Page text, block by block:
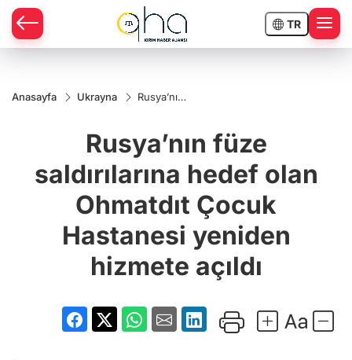
TR
Anasayfa Ukrayna
Rusya’nın
hedef olan
Ohmatdıt
Çocuk
Hastanesi
yeniden
hizmete
açıldı
Rusya’nın füze
saldırılarına hedef olan
Ohmatdıt Çocuk
Hastanesi yeniden
hizmete açıldı